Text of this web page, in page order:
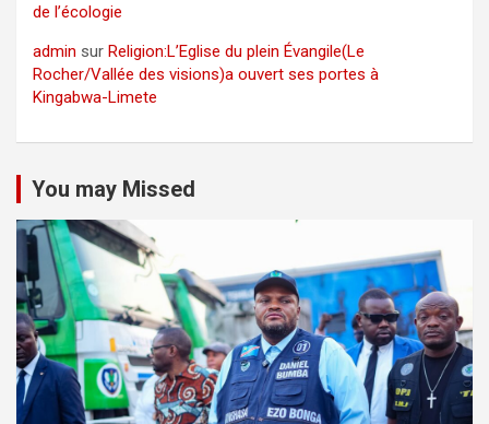
de l’écologie
admin sur Religion:L’Eglise du plein Évangile(Le
Rocher/Vallée des visions)a ouvert ses portes à
Kingabwa-Limete
You may Missed